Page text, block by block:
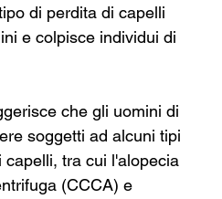
di perdita di capelli
e colpisce individui di
che gli uomini di
soggetti ad alcuni tipi
tra cui l'alopecia
(CCCA) e